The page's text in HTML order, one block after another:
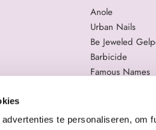
te personaliseren, om
Anole
Urban Nails
Be Jeweled
Barbicide
Famous Names
Staleks Pro